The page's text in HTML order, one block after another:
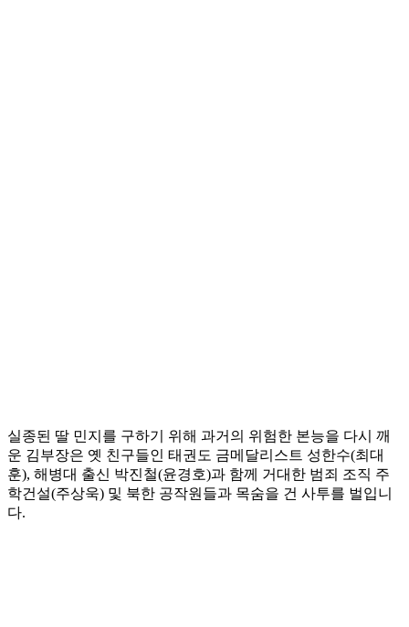
실종된 딸 민지를 구하기 위해 과거의 위험한 본능을 다시 깨
운 김부장은 옛 친구들인 태권도 금메달리스트 성한수(최대
훈), 해병대 출신 박진철(윤경호)과 함께 거대한 범죄 조직 주
학건설(주상욱) 및 북한 공작원들과 목숨을 건 사투를 벌입니
다.